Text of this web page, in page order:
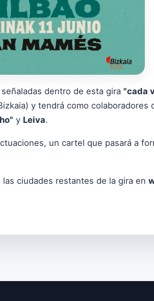
dentro de esta gira "cada
y tendrá como colaboradores
y Leiva.
un cartel que pasará a
ciudades restantes de la gira en